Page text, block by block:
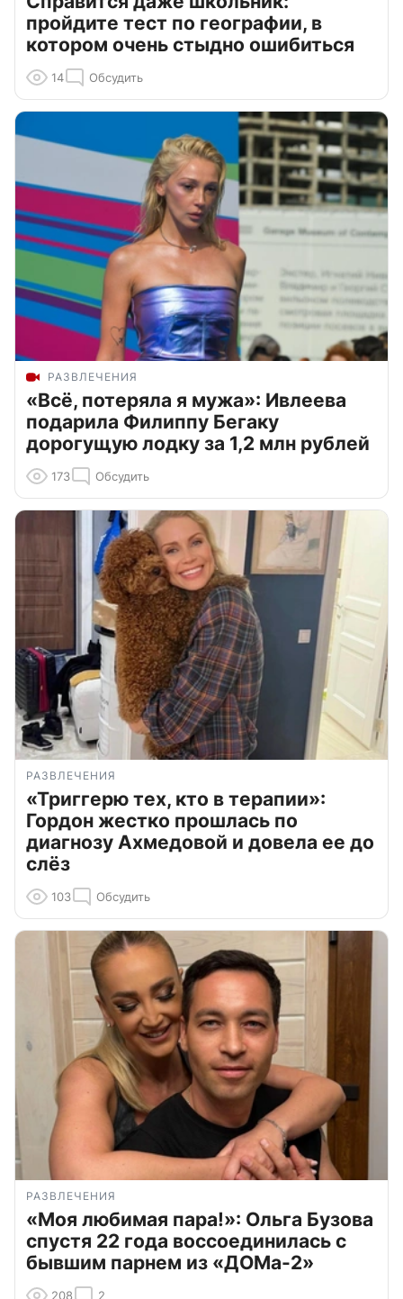
пройдите тест по географии, в
котором очень стыдно ошибиться
14 Обсудить
РАЗВЛЕЧЕНИЯ
«Всё, потеряла я мужа»: Ивлеева
подарила Филиппу Бегаку
дорогущую лодку за 1,2 млн рублей
173 Обсудить
РАЗВЛЕЧЕНИЯ
«Триггерю тех, кто в терапии»:
Гордон жестко прошлась по
диагнозу Ахмедовой и довела ее до
слёз
103 Обсудить
РАЗВЛЕЧЕНИЯ
«Моя любимая пара!»: Ольга Бузова
спустя 22 года воссоединилась с
бывшим парнем из «ДОМа-2»
208 2